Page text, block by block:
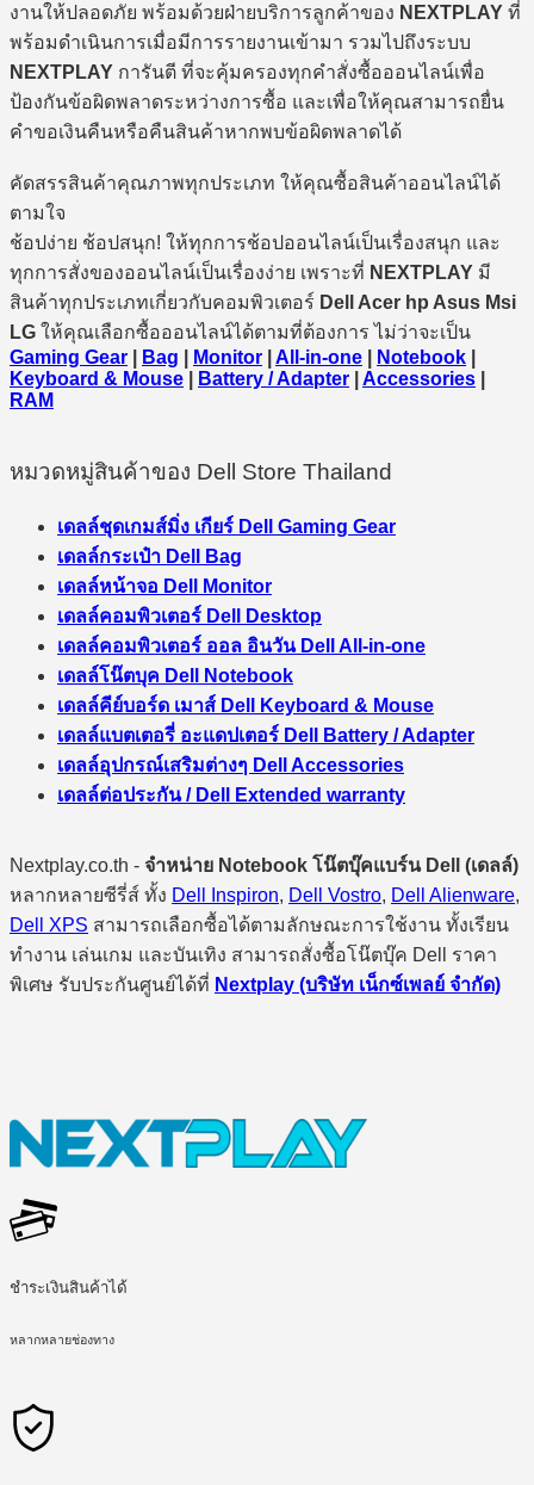
งานให้ปลอดภัย พร้อมด้วยฝ่ายบริการลูกค้าของ NEXTPLAY ที่
พร้อมดำเนินการเมื่อมีการรายงานเข้ามา รวมไปถึงระบบ
NEXTPLAY การันตี ที่จะคุ้มครองทุกคำสั่งซื้อออนไลน์เพื่อ
ป้องกันข้อผิดพลาดระหว่างการซื้อ และเพื่อให้คุณสามารถยื่น
คำขอเงินคืนหรือคืนสินค้าหากพบข้อผิดพลาดได้
คัดสรรสินค้าคุณภาพทุกประเภท ให้คุณซื้อสินค้าออนไลน์ได้
ตามใจ
ช้อปง่าย ช้อปสนุก! ให้ทุกการช้อปออนไลน์เป็นเรื่องสนุก และ
ทุกการสั่งของออนไลน์เป็นเรื่องง่าย เพราะที่ NEXTPLAY มี
สินค้าทุกประเภทเกี่ยวกับคอมพิวเตอร์ Dell Acer hp Asus Msi
LG ให้คุณเลือกซื้อออนไลน์ได้ตามที่ต้องการ ไม่ว่าจะเป็น
Gaming Gear
Bag Monitor All-in-one Notebook
Keyboard & Mouse
Battery / Adapter Accessories
RAM
หมวดหมู่สินค้าของ Dell Store Thailand
เดลล์ชุดเกมส์มิ่ง เกียร์ Dell Gaming Gear
เดลล์กระเป๋า Dell Bag
เดลล์หน้าจอ Dell Monitor
เดลล์คอมพิวเตอร์ Dell Desktop
เดลล์คอมพิวเตอร์ ออล อินวัน Dell All-in-one
เดลล์โน๊ตบุค Dell Notebook
เดลล์คีย์บอร์ด เมาส์ Dell Keyboard & Mouse
เดลล์แบตเตอรี่ อะแดปเตอร์ Dell Battery / Adapter
เดลล์อุปกรณ์เสริมต่างๆ Dell Accessories
เดลล์ต่อประกัน / Dell Extended warranty
Nextplay.co.th - จำหน่าย Notebook โน๊ตบุ๊คแบร์น Dell (เดลล์)
หลากหลายซีรี่ส์ ทั้ง Dell Inspiron, Dell Vostro, Dell Alienware,
Dell XPS สามารถเลือกซื้อได้ตามลักษณะการใช้งาน ทั้งเรียน
ทำงาน เล่นเกม และบันเทิง สามารถสั่งซื้อโน๊ตบุ๊ค Dell ราคา
พิเศษ รับประกันศูนย์ได้ที่ Nextplay (บริษัท เน็กซ์เพลย์ จำกัด)
ชำระเงินสินค้าได้
หลากหลายช่องทาง